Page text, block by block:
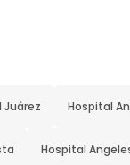
Juárez Hospital
Hospital